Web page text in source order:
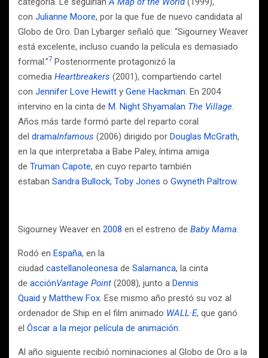
con Julianne Moore, por la que fue de nuevo candidata al
Globo de Oro. Dan Lybarger señaló que: “Sigourney Weaver
está excelente, incluso cuando la película es demasiado
formal.”7 ​ Posteriormente protagonizó la
comedia Heartbreakers (2001), compartiendo cartel
con Jennifer Love Hewitt y Gene Hackman. En 2004
intervino en la cinta de M. Night Shyamalan The Village.
Años más tarde formó parte del reparto coral
del dramaInfamous (2006) dirigido por Douglas McGrath,
en la que interpretaba a Babe Paley, íntima amiga
de Truman Capote, en cuyo reparto también
estaban Sandra Bullock, Toby Jones o Gwyneth Paltrow.
Sigourney Weaver en 2008 en el estreno de Baby Mama.
Rodó en España, en la
ciudad castellanoleonesa de Salamanca, la cinta
de acciónVantage Point (2008), junto a Dennis
Quaid y Matthew Fox. Ese mismo año prestó su voz al
ordenador de Ship en el film animado WALL·E, que ganó
el Óscar a la mejor película de animación.
Al año siguiente recibió nominaciones al Globo de Oro a la